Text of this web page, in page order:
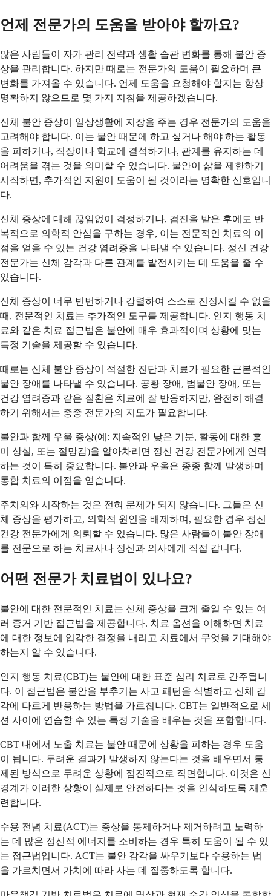
언제 전문가의 도움을 받아야 할까요?
많은 사람들이 자가 관리 전략과 생활 습관 변화를 통해 불안 증
상을 관리합니다. 하지만 때로는 전문가의 도움이 필요하며 큰
변화를 가져올 수 있습니다. 언제 도움을 요청해야 할지는 항상
명확하지 않으므로 몇 가지 지침을 제공하겠습니다.
신체 불안 증상이 일상생활에 지장을 주는 경우 전문가의 도움을
고려해야 합니다. 이는 불안 때문에 하고 싶거나 해야 하는 활동
을 피하거나, 직장이나 학교에 결석하거나, 관계를 유지하는 데
어려움을 겪는 것을 의미할 수 있습니다. 불안이 삶을 제한하기
시작하면, 추가적인 지원이 도움이 될 것이라는 명확한 신호입니
다.
신체 증상에 대해 끊임없이 걱정하거나, 검진을 받은 후에도 반
복적으로 의학적 안심을 구하는 경우, 이는 전문적인 치료의 이
점을 얻을 수 있는 건강 염려증을 나타낼 수 있습니다. 정신 건강
전문가는 신체 감각과 다른 관계를 발전시키는 데 도움을 줄 수
있습니다.
신체 증상이 너무 빈번하거나 강렬하여 스스로 진정시킬 수 없을
때, 전문적인 치료는 추가적인 도구를 제공합니다. 인지 행동 치
료와 같은 치료 접근법은 불안에 매우 효과적이며 상황에 맞는
특정 기술을 제공할 수 있습니다.
때로는 신체 불안 증상이 적절한 진단과 치료가 필요한 근본적인
불안 장애를 나타낼 수 있습니다. 공황 장애, 범불안 장애, 또는
건강 염려증과 같은 질환은 치료에 잘 반응하지만, 완전히 해결
하기 위해서는 종종 전문가의 지도가 필요합니다.
불안과 함께 우울 증상(예: 지속적인 낮은 기분, 활동에 대한 흥
미 상실, 또는 절망감)을 알아차리면 정신 건강 전문가에게 연락
하는 것이 특히 중요합니다. 불안과 우울은 종종 함께 발생하며
통합 치료의 이점을 얻습니다.
주치의와 시작하는 것은 전혀 문제가 되지 않습니다. 그들은 신
체 증상을 평가하고, 의학적 원인을 배제하며, 필요한 경우 정신
건강 전문가에게 의뢰할 수 있습니다. 많은 사람들이 불안 장애
를 전문으로 하는 치료사나 정신과 의사에게 직접 갑니다.
어떤 전문가 치료법이 있나요?
불안에 대한 전문적인 치료는 신체 증상을 크게 줄일 수 있는 여
러 증거 기반 접근법을 제공합니다. 치료 옵션을 이해하면 치료
에 대한 정보에 입각한 결정을 내리고 치료에서 무엇을 기대해야
하는지 알 수 있습니다.
인지 행동 치료(CBT)는 불안에 대한 표준 심리 치료로 간주됩니
다. 이 접근법은 불안을 부추기는 사고 패턴을 식별하고 신체 감
각에 다르게 반응하는 방법을 가르칩니다. CBT는 일반적으로 세
션 사이에 연습할 수 있는 특정 기술을 배우는 것을 포함합니다.
CBT 내에서 노출 치료는 불안 때문에 상황을 피하는 경우 도움
이 됩니다. 두려운 결과가 발생하지 않는다는 것을 배우면서 통
제된 방식으로 두려운 상황에 점진적으로 직면합니다. 이것은 신
경계가 이러한 상황이 실제로 안전하다는 것을 인식하도록 재훈
련합니다.
수용 전념 치료(ACT)는 증상을 통제하거나 제거하려고 노력하
는 데 많은 정신적 에너지를 소비하는 경우 특히 도움이 될 수 있
는 접근법입니다. ACT는 불안 감각을 싸우기보다 수용하는 법
을 가르치면서 가치에 따라 사는 데 집중하도록 합니다.